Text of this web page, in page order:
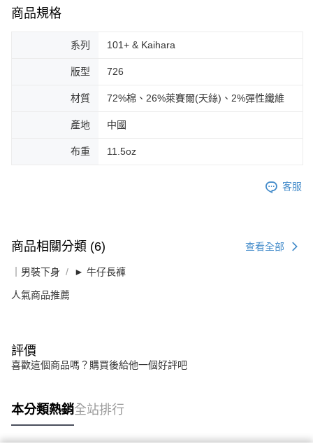
商品規格
系列 101+ & Kaihara
版型 726
材質 72%棉、26%萊賽爾(天絲)、2%彈性纖維
產地 中國
布重 11.5oz
客服
商品相關分類 (6) 查看全部
｜男裝下身 ► 牛仔長褲
人氣商品推薦
評價
喜歡這個商品嗎？購買後給他一個好評吧
本分類熱銷全站排行